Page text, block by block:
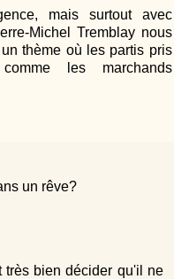
mais surtout avec
Michel Tremblay nous
thème où les partis pris
les marchands
un rêve?
très bien décider qu'il ne